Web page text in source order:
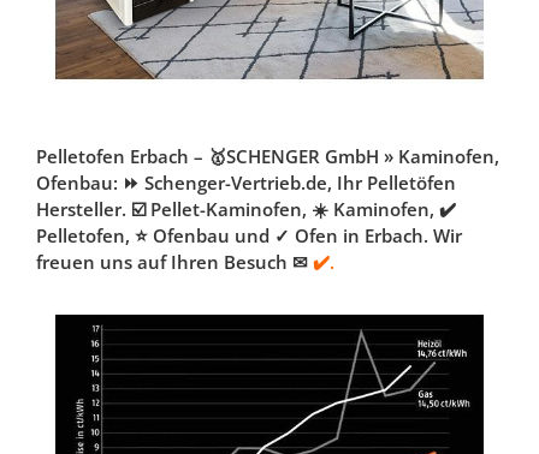
Pelletofen Erbach – 🥇SCHENGER GmbH » Kaminofen,
Ofenbau: ⏩ Schenger-Vertrieb.de, Ihr Pelletöfen
Hersteller. ☑️ Pellet-Kaminofen, ☀️ Kaminofen, ✔️
Pelletofen, ⭐ Ofenbau und ✓ Ofen in Erbach. Wir
freuen uns auf Ihren Besuch ✉ ✔️.